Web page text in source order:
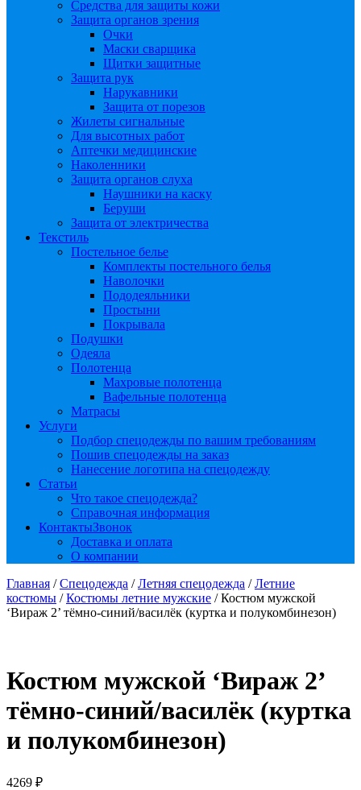
Средства для защиты кожи
Защита органов зрения
Очки
Маски сварщика
Щитки защитные
Защита рук
Нарукавники
Защита от порезов
Жилеты сигнальные
Для высотных работ
Аптечки медицинские
Наколенники
Защита органов слуха
Наушники на каску
Беруши
Защита от электричества
Текстиль
Постельное белье
Комплекты постельного белья
Наволочки
Пододеяльники
Простыни
Покрывала
Подушки
Одеяла
Полотенца
Махровые полотенца
Вафельные полотенца
Матрасы
Услуги
Подбор спецодежды по вашим требованиям
Пошив спецодежды на заказ
Нанесение логотипа на спецодежду
Статьи
Что такое спецодежда?
Справочная информация
КонтактыЗвонок
Доставка и оплата
О компании
Главная /Спецодежда /Летняя спецодежда /Летние
костюмы /Костюмы летние мужские / Костюм мужской
‘Вираж 2’ тёмно-синий/василёк (куртка и полукомбинезон)
Костюм мужской ‘Вираж 2’
тёмно-синий/василёк (куртка
и полукомбинезон)
4269 ₽